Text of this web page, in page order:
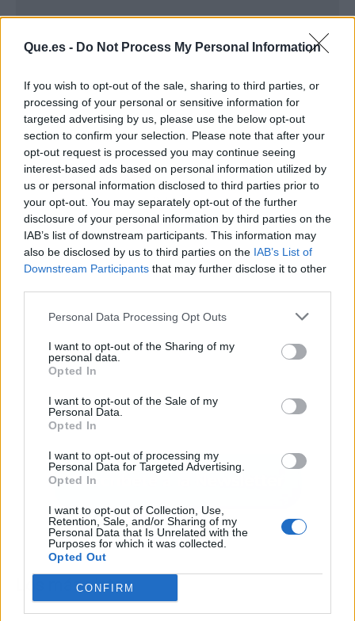
Que.es - Do Not Process My Personal Information
If you wish to opt-out of the sale, sharing to third parties, or
processing of your personal or sensitive information for
targeted advertising by us, please use the below opt-out
section to confirm your selection. Please note that after your
opt-out request is processed you may continue seeing
interest-based ads based on personal information utilized by
us or personal information disclosed to third parties prior to
your opt-out. You may separately opt-out of the further
disclosure of your personal information by third parties on the
IAB’s list of downstream participants. This information may
also be disclosed by us to third parties on the IAB’s List of
Downstream Participants that may further disclose it to other
Personal Data Processing Opt Outs
I want to opt-out of the Sharing of my
personal data.
Opted In
I want to opt-out of the Sale of my
Personal Data.
Opted In
I want to opt-out of processing my
Personal Data for Targeted Advertising.
Opted In
I want to opt-out of Collection, Use,
Retention, Sale, and/or Sharing of my
Personal Data that Is Unrelated with the
Purposes for which it was collected.
Opted Out
CONFIRM
Publicidad
Los más vistos